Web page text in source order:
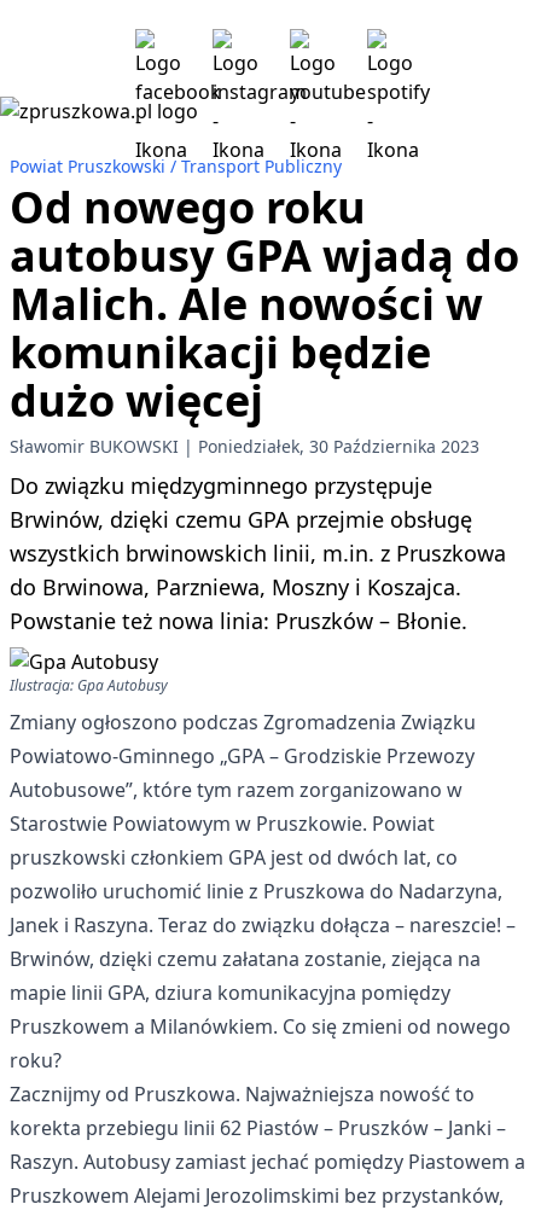
Powiat Pruszkowski Transport Publiczny
Od nowego roku
autobusy GPA wjadą do
Malich. Ale nowości w
komunikacji będzie
dużo więcej
Sławomir BUKOWSKI Poniedziałek, 30 Października 2023
Do związku międzygminnego przystępuje
Brwinów, dzięki czemu GPA przejmie obsługę
wszystkich brwinowskich linii, m.in. z Pruszkowa
do Brwinowa, Parzniewa, Moszny i Koszajca.
Powstanie też nowa linia: Pruszków – Błonie.
Ilustracja: Gpa Autobusy
Zmiany ogłoszono podczas Zgromadzenia Związku
Powiatowo-Gminnego „GPA – Grodziskie Przewozy
Autobusowe”, które tym razem zorganizowano w
Starostwie Powiatowym w Pruszkowie. Powiat
pruszkowski członkiem GPA jest od dwóch lat, co
pozwoliło uruchomić linie z Pruszkowa do Nadarzyna,
Janek i Raszyna. Teraz do związku dołącza – nareszcie! –
Brwinów, dzięki czemu załatana zostanie, ziejąca na
mapie linii GPA, dziura komunikacyjna pomiędzy
Pruszkowem a Milanówkiem. Co się zmieni od nowego
roku?
Zacznijmy od Pruszkowa. Najważniejsza nowość to
korekta przebiegu linii 62 Piastów – Pruszków – Janki –
Raszyn. Autobusy zamiast jechać pomiędzy Piastowem a
Pruszkowem Alejami Jerozolimskimi bez przystanków,